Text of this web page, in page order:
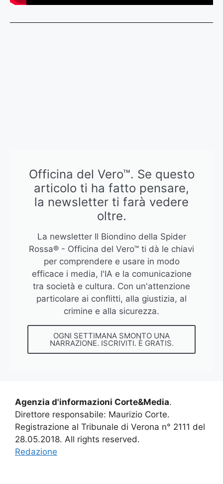
Officina del Vero™. Se questo
articolo ti ha fatto pensare,
la newsletter ti farà vedere
oltre.
La newsletter Il Biondino della Spider
Rossa® - Officina del Vero™ ti dà le chiavi
per comprendere e usare in modo
efficace i media, l'IA e la comunicazione
tra società e cultura. Con un'attenzione
particolare ai conflitti, alla giustizia, al
crimine e alla sicurezza.
OGNI SETTIMANA SMONTO UNA
NARRAZIONE. ISCRIVITI. È GRATIS.
Agenzia d'informazioni Corte&Media.
Direttore responsabile: Maurizio Corte.
Registrazione al Tribunale di Verona n° 2111 del
28.05.2018. All rights reserved.
Redazione